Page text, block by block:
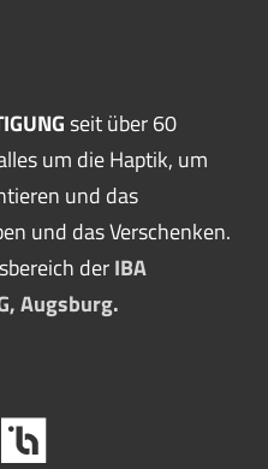
seit über 60
um die Haptik, um
und das
und das Verschenken.
derIBA
Augsburg.